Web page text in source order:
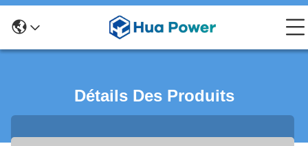
Détails Des Produits